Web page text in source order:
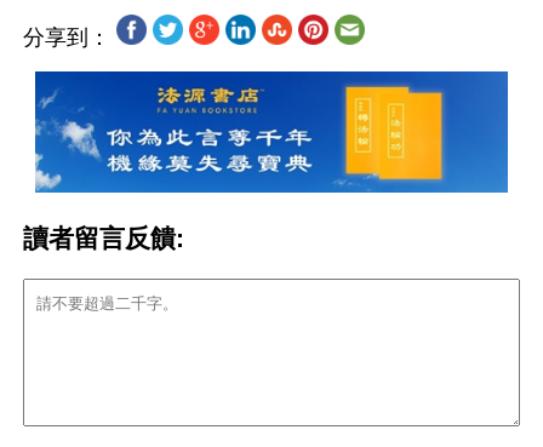
分享到：
讀者留言反饋: